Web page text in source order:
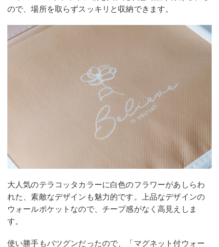
ので、場所を取らずスッキリと収納できます。
大人気のテラコッタカラーに白色のフラワーがあしらわ
れた、素敵なデザインも魅力的です。上品なデザインの
ウォールポケットなので、チープ感がなく高見えしま
す。
使い勝手もバツグンだったので、「マグネット付ウォー